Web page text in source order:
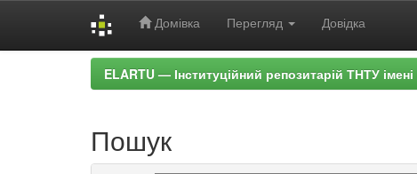
Домівка Перегляд Довідка
ELARTU — Інституційний репозитарій ТНТУ
Пошук